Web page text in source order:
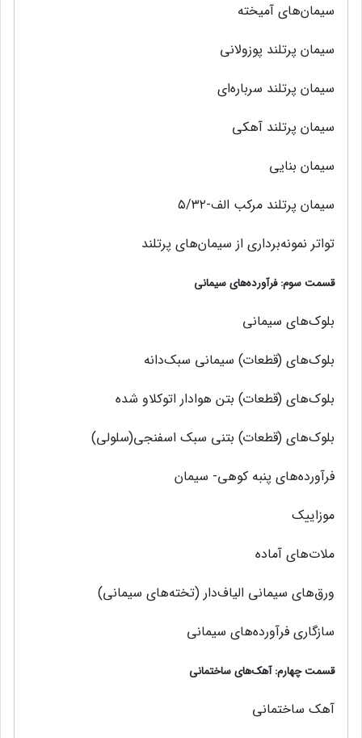
سيمان‌هاي آميخته
سيمان پرتلند پوزولاني
سيمان پرتلند سرباره‌اي
سيمان پرتلند آهكي
سيمان بنايي
سیمان پرتلند مرکب الف-۵/۳۲
تواتر نمونه‌برداری از سیمان‌های پرتلند
قسمت سوم: فرآورده‌هاي سیمانی
بلوک‌های سیمانی
بلوک‌های (قطعات) سیمانی سبک‌دانه
بلوك‌هاي (قطعات) بتن هوادار اتوكلاو شده
بلوك‌هاي (قطعات) بتني سبك اسفنجي(سلولي)
فرآورده‌های پنبه کوهی- سیمان
موزاييك
ملا‌ت‌هاي آماده
ورق‌های سیمانی الیاف‌دار (تخته‌های سیمانی)
سازگاری فرآورده‌های سیمانی
قسمت چهارم: آهك‌های ساختمانی
آهک ساختمانی